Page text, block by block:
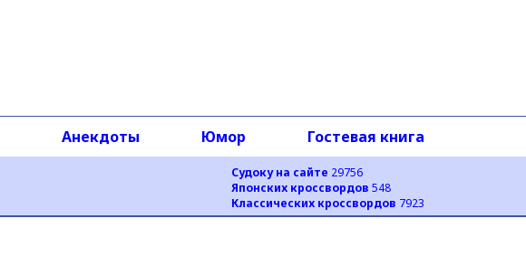
Судоку на сайте 29756
Японских кроссвордов 548
Классических кроссвордов 7923
Анекдоты Юмор Гостевая книга